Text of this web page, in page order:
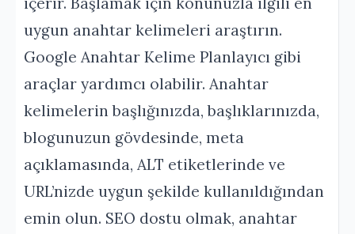
uygun anahtar kelimeleri araştırın.
Google Anahtar Kelime Planlayıcı gibi
araçlar yardımcı olabilir. Anahtar
kelimelerin başlığınızda, başlıklarınızda,
blogunuzun gövdesinde, meta
açıklamasında, ALT etiketlerinde ve
URL’nizde uygun şekilde kullanıldığından
emin olun. SEO dostu olmak, anahtar